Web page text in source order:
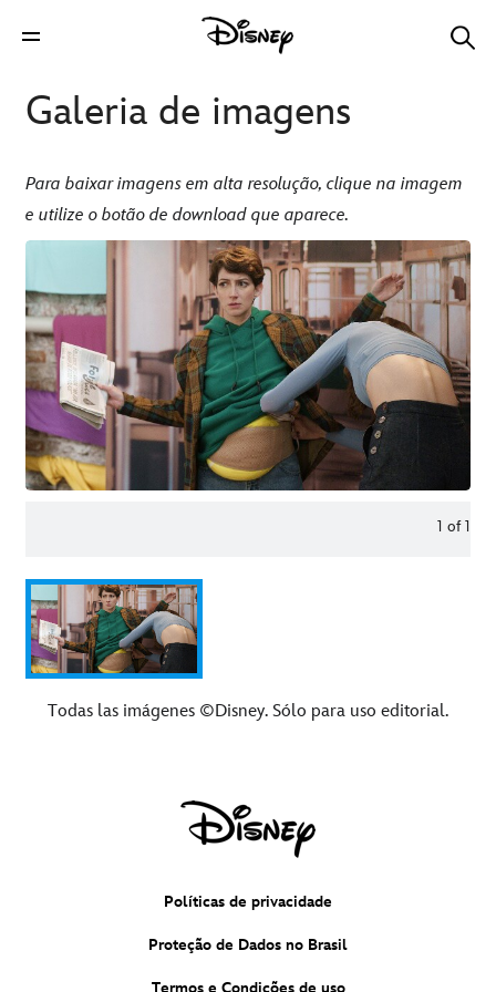
Galeria de imagens
Para baixar imagens em alta resolução, clique na imagem
e utilize o botão de download que aparece.
1 of 1
Todas las imágenes ©Disney. Sólo para uso editorial.
Políticas de privacidade
Proteção de Dados no Brasil